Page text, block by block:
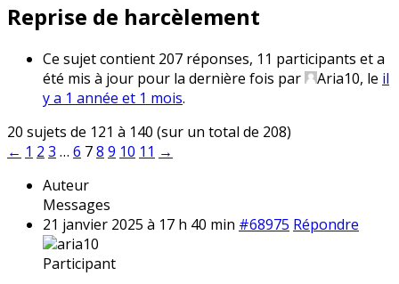
Reprise de harcèlement
Ce sujet contient 207 réponses, 11 participants et a
été mis à jour pour la dernière fois par
Aria10, le il
y a 1 année et 1 mois.
20 sujets de 121 à 140 (sur un total de 208)
← 1 2 3 … 6 78 9 10 11 →
Auteur
Messages
21 janvier 2025 à 17 h 40 min #68975 Répondre
aria10
Participant